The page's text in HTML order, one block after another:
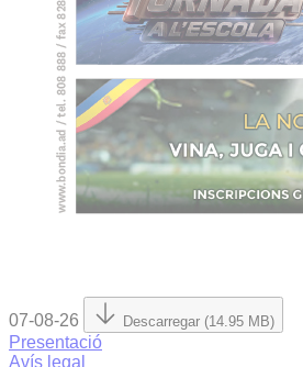
07-08-26 Descarregar (14.95 MB)
Presentació
Avís legal